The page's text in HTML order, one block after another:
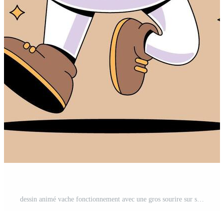
dessin animé vache fonctionnement avec une gros sourire sur ses visage Vecteur Pro